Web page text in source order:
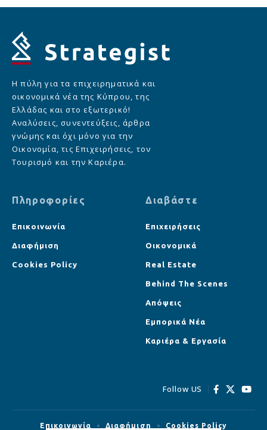
Η πύλη για τα επιχειρηματικά και
οικονομικά νέα της Κύπρου, της
Ελλάδας και στο εξωτερικό!
Αναλύσεις, συνεντεύξεις, άρθρα
γνώμης και όχι μόνο για την
Οικονομία, τις Επιχειρήσεις, τον
Τουρισμό και την Καριέρα.
Πληροφορίες
Επικοινωνία
Διαφήμιση
Cookies Policy
Διαβάστε
Επιχειρήσεις
Οικονομικά
Real Estate
Behind The Scenes
Απόψεις
Εμπορικά Νέα
Καριέρα & Εργασία
Follow US
Επικοινωνία Διαφήμιση Cookies Policy